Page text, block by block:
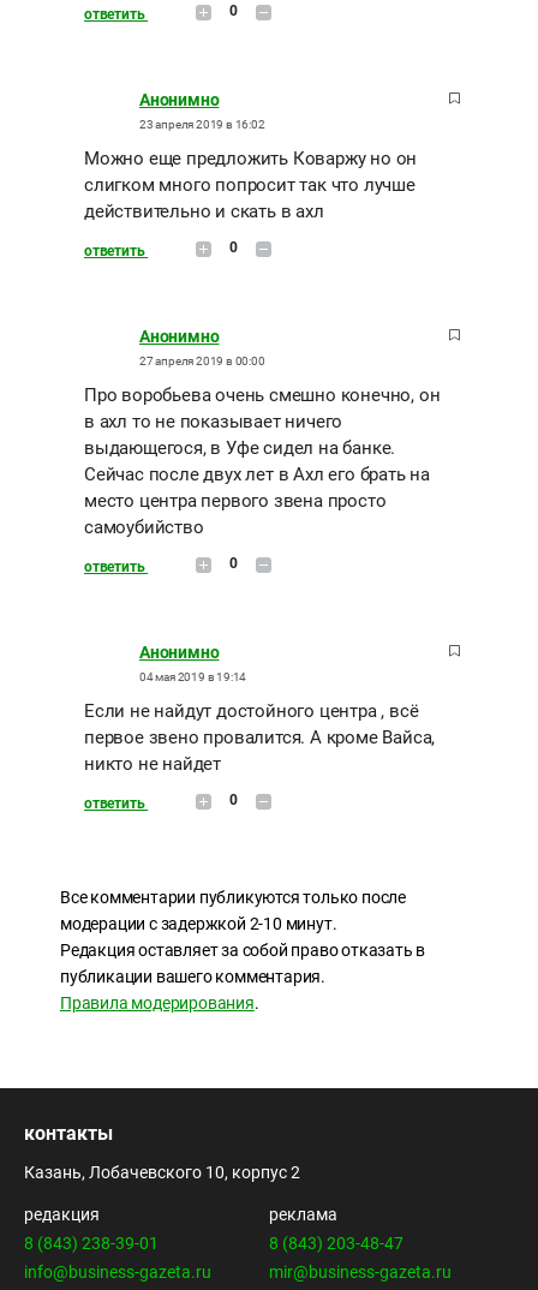
ответить 0
Анонимно
23 апреля 2019 в 16:02
Можно еще предложить Коваржу но он
слигком много попросит так что лучше
действительно и скать в ахл
ответить 0
Анонимно
27 апреля 2019 в 00:00
Про воробьева очень смешно конечно, он
в ахл то не показывает ничего
выдающегося, в Уфе сидел на банке.
Сейчас после двух лет в Ахл его брать на
место центра первого звена просто
самоубийство
ответить 0
Анонимно
04 мая 2019 в 19:14
Если не найдут достойного центра , всё
первое звено провалится. А кроме Вайса,
никто не найдет
ответить 0
Все комментарии публикуются только после
модерации с задержкой 2-10 минут.
Редакция оставляет за собой право отказать в
публикации вашего комментария.
Правила модерирования.
контакты
Казань, Лобачевского 10, корпус 2
редакция
8 (843) 238-39-01
info@business-gazeta.ru
реклама
8 (843) 203-48-47
mir@business-gazeta.ru